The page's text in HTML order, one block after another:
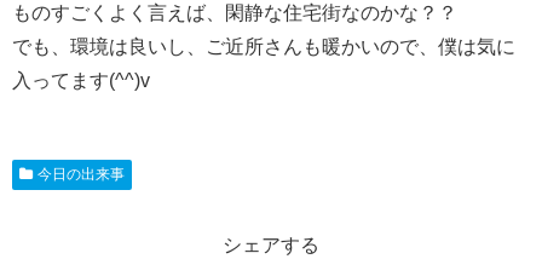
ものすごくよく言えば、閑静な住宅街なのかな？？
でも、環境は良いし、ご近所さんも暖かいので、僕は気に
入ってます(^^)v
今日の出来事
シェアする